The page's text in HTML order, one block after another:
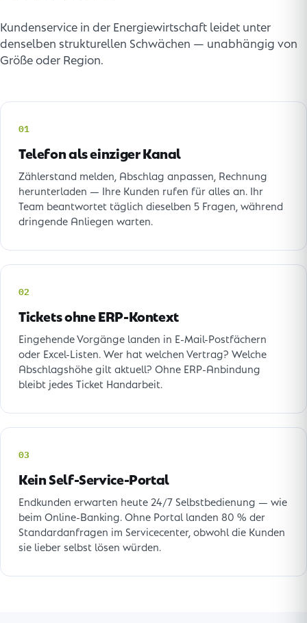
Kundenservice in der Energiewirtschaft leidet unter
denselben strukturellen Schwächen — unabhängig von
Größe oder Region.
01
Telefon als einziger Kanal
Zählerstand melden, Abschlag anpassen, Rechnung
herunterladen — Ihre Kunden rufen für alles an. Ihr
Team beantwortet täglich dieselben 5 Fragen, während
dringende Anliegen warten.
02
Tickets ohne ERP-Kontext
Eingehende Vorgänge landen in E-Mail-Postfächern
oder Excel-Listen. Wer hat welchen Vertrag? Welche
Abschlagshöhe gilt aktuell? Ohne ERP-Anbindung
bleibt jedes Ticket Handarbeit.
03
Kein Self-Service-Portal
Endkunden erwarten heute 24/7 Selbstbedienung — wie
beim Online-Banking. Ohne Portal landen 80 % der
Standardanfragen im Servicecenter, obwohl die Kunden
sie lieber selbst lösen würden.